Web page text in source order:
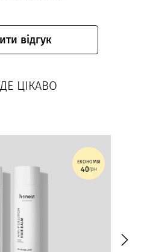
відгук
ЦІКАВО
ЕКОНОМІЯ
40грн